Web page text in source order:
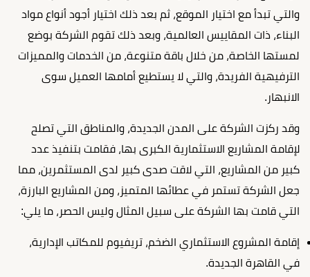
والتي تبدأ مع اختيار الموقع، ثم بعد ذلك اختيار أجود أنواع مواد
البناء، ذات المقاييس العالمية، وبعد ذلك تقوم الشركة بوضع
لمستها الخاصة، من خلال باقة متنوعة، من الخدمات والمميزات
الترفيهية الفريدة، والتي لا يستطيع أمامها العميل سوى
الانبهار.
وقد ركزت الشركة على المدن الجديدة، والمناطق التي تصلح
لإقامة المشاريع الاستثمارية الكبرى بها، فقامت بتنفيذ عدد
كبير من المشاريع، التي لاقت صدى كبير لدى المستثمرين، مما
جعل الشركة تستمر في عطائها المتميز، ومن المشاريع البارزة،
التي قامت بها الشركة على سبيل المثال وليس الحصر، ما يلي:
إقامة المشروع الاستثماري الضخم، تريفيوم للمكاتب الإدارية،
في القاهرة الجديدة.